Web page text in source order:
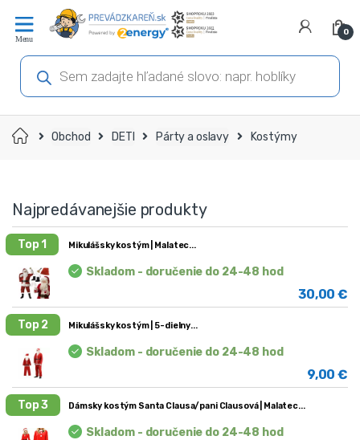
navigáciu
obsah
0
Products
search
Domov Obchod DETI Párty a oslavy Kostýmy
Najpredávanejšie produkty
Top 1 Mikulášsky kostým | Malatec
30,00€
Skladom - doručenie do 24-48 hod
Top 2 Mikulášsky kostým | 5-dielny
9,00€
Skladom - doručenie do 24-48 hod
Top 3 Dámsky kostým Santa Clausa/pani Clausová | Malatec
Skladom - doručenie do 24-48 hod